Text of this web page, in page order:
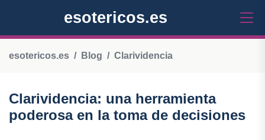
esotericos.es
esotericos.es Blog Clarividencia
Clarividencia: una herramienta
poderosa en la toma de decisiones